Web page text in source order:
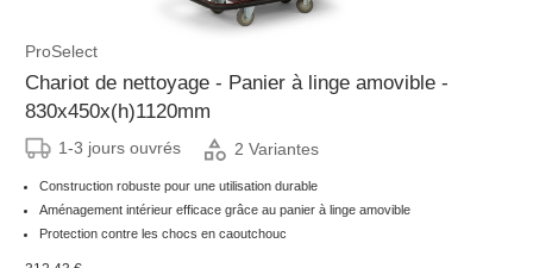
ProSelect
Chariot de nettoyage - Panier à linge amovible -
830x450x(h)1120mm
1-3 jours ouvrés 2 Variantes
Construction robuste pour une utilisation durable
Aménagement intérieur efficace grâce au panier à linge amovible
Protection contre les chocs en caoutchouc